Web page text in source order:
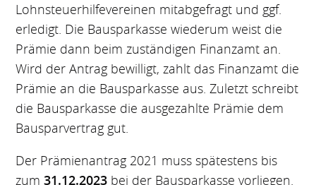
Lohnsteuerhilfevereinen mitabgefragt und ggf.
erledigt. Die Bausparkasse wiederum weist die
Prämie dann beim zuständigen Finanzamt an.
Wird der Antrag bewilligt, zahlt das Finanzamt die
Prämie an die Bausparkasse aus. Zuletzt schreibt
die Bausparkasse die ausgezahlte Prämie dem
Bausparvertrag gut.
Der Prämienantrag 2021 muss spätestens bis
zum31.12.2023 bei der Bausparkasse vorliegen.